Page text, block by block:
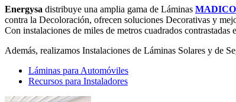
Energysa distribuye una amplia gama de Láminas MADICO
contra la Decoloración, ofrecen soluciones Decorativas y
Con instalaciones de miles de metros cuadrados contrastadas
Además, realizamos Instalaciones de Láminas Solares y de
Láminas para Automóviles
Recursos para Instaladores